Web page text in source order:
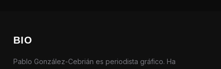
BIO
Pablo González-Cebrián es periodista gráfico. Ha